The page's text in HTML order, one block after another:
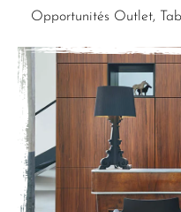
Opportunités Outlet,